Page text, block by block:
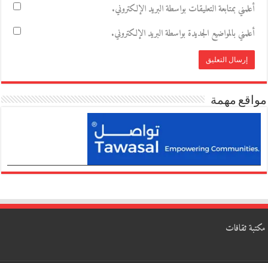
أعلمني بمتابعة التعليقات بواسطة البريد الإلكتروني.
أعلمني بالمواضيع الجديدة بواسطة البريد الإلكتروني.
مواقع مهمة
مكتبة ثقافات